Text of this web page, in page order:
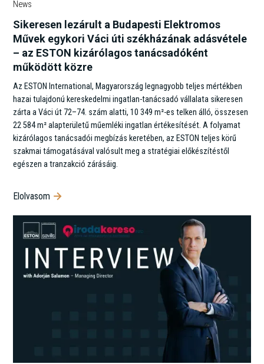
News
Sikeresen lezárult a Budapesti Elektromos
Művek egykori Váci úti székházának adásvétele
– az ESTON kizárólagos tanácsadóként
működött közre
Az ESTON International, Magyarország legnagyobb teljes mértékben
hazai tulajdonú kereskedelmi ingatlan-tanácsadó vállalata sikeresen
zárta a Váci út 72–74. szám alatti, 10 349 m²-es telken álló, összesen
22 584 m² alapterületű műemléki ingatlan értékesítését. A folyamat
kizárólagos tanácsadói megbízás keretében, az ESTON teljes körű
szakmai támogatásával valósult meg a stratégiai előkészítéstől
egészen a tranzakció zárásáig.
Elolvasom